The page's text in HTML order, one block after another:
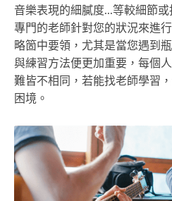
音樂表現的細膩度...等較細節
專門的老師針對您的狀況來進
略箇中要領，尤其是當您遇到
與練習方法便更加重要，每個
難皆不相同，若能找老師學習
困境。